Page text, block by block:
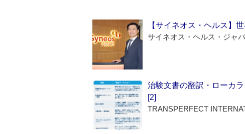
【サイネオス・ヘルス】
サイネオス・ヘルス・ジャ
治験文書の翻訳・ローカ
[2]
TRANSPERFECT